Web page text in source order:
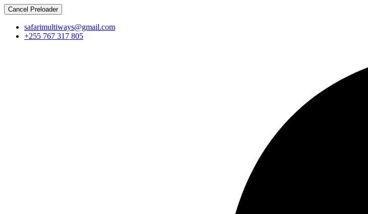
Cancel Preloader
safarimultiways@gmail.com
+255 767 317 805